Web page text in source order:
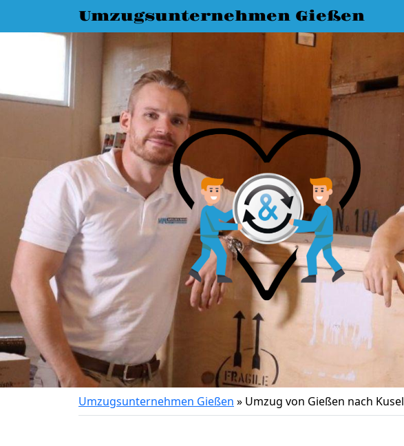
Umzugsunternehmen Gießen
Umzugsunternehmen Gießen » Umzug von Gießen nach Kusel